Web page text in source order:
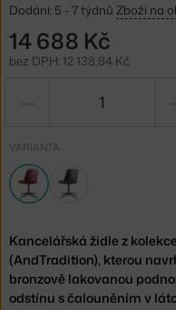
Dodání: 5 - 7 týdnů Zboží na
14 688 Kč
bez DPH: 12 138,84 Kč
VARIANTA
Kancelářská židle z
(AndTradition), kterou
bronzově lakovanou
odstínu s čalouněním v